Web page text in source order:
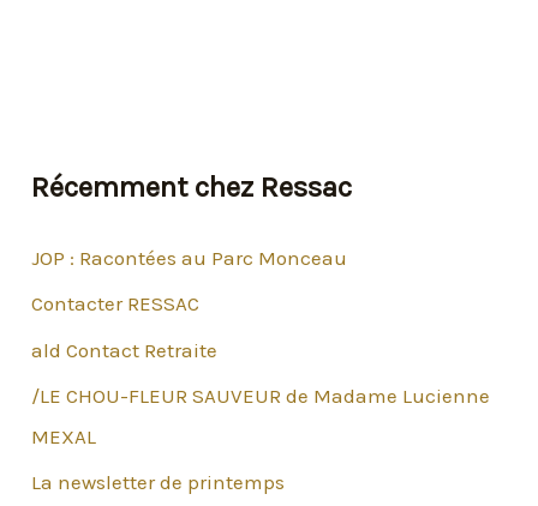
Récemment chez Ressac
JOP : Racontées au Parc Monceau
Contacter RESSAC
ald Contact Retraite
/LE CHOU-FLEUR SAUVEUR de Madame Lucienne
MEXAL
La newsletter de printemps